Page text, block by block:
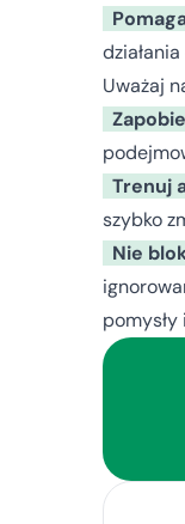
Uważaj
Trenuj
szybko
Nie